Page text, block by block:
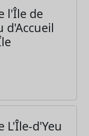
l'Île de
d'Accueil
L'Île-d'Yeu